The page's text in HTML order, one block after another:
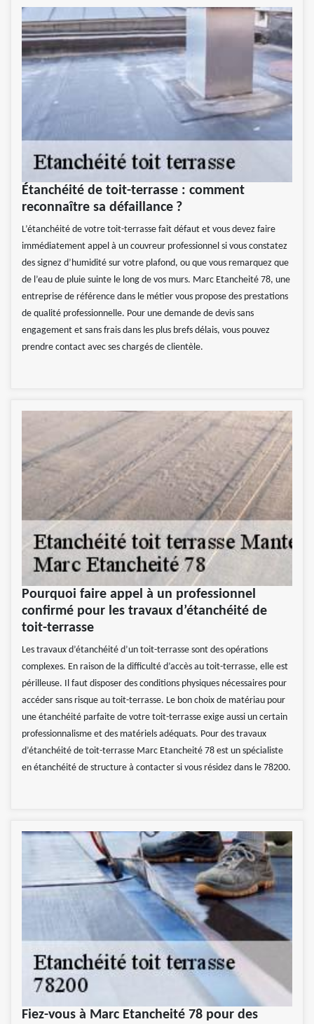
Étanchéité de toit-terrasse : comment
reconnaître sa défaillance ?
L’étanchéité de votre toit-terrasse fait défaut et vous devez faire
immédiatement appel à un couvreur professionnel si vous constatez
des signez d’humidité sur votre plafond, ou que vous remarquez que
de l’eau de pluie suinte le long de vos murs. Marc Etancheité 78, une
entreprise de référence dans le métier vous propose des prestations
de qualité professionnelle. Pour une demande de devis sans
engagement et sans frais dans les plus brefs délais, vous pouvez
prendre contact avec ses chargés de clientèle.
Pourquoi faire appel à un professionnel
confirmé pour les travaux d’étanchéité de
toit-terrasse
Les travaux d’étanchéité d’un toit-terrasse sont des opérations
complexes. En raison de la difficulté d’accès au toit-terrasse, elle est
périlleuse. Il faut disposer des conditions physiques nécessaires pour
accéder sans risque au toit-terrasse. Le bon choix de matériau pour
une étanchéité parfaite de votre toit-terrasse exige aussi un certain
professionnalisme et des matériels adéquats. Pour des travaux
d’étanchéité de toit-terrasse Marc Etancheité 78 est un spécialiste
en étanchéité de structure à contacter si vous résidez dans le 78200.
Fiez-vous à Marc Etancheité 78 pour des